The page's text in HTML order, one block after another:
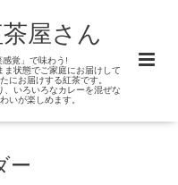
屋さん
覚」で味わう!
ま状態でご家庭にお届けして
にお届けする紅茶です。
、いろいろなカレーを混ぜな
いが楽しめます。
ー